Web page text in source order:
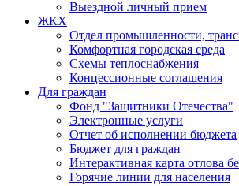
Выездной личный прием
ЖКХ
Отдел промышленности,
Комфортная городская среда
Схемы теплоснабжения
Концессионные соглашения
Для граждан
Фонд "Защитники Отечества"
Электронные услуги
Отчет об исполнении бюджета
Бюджет для граждан
Интерактивная карта отлова
Горячие линии для населения